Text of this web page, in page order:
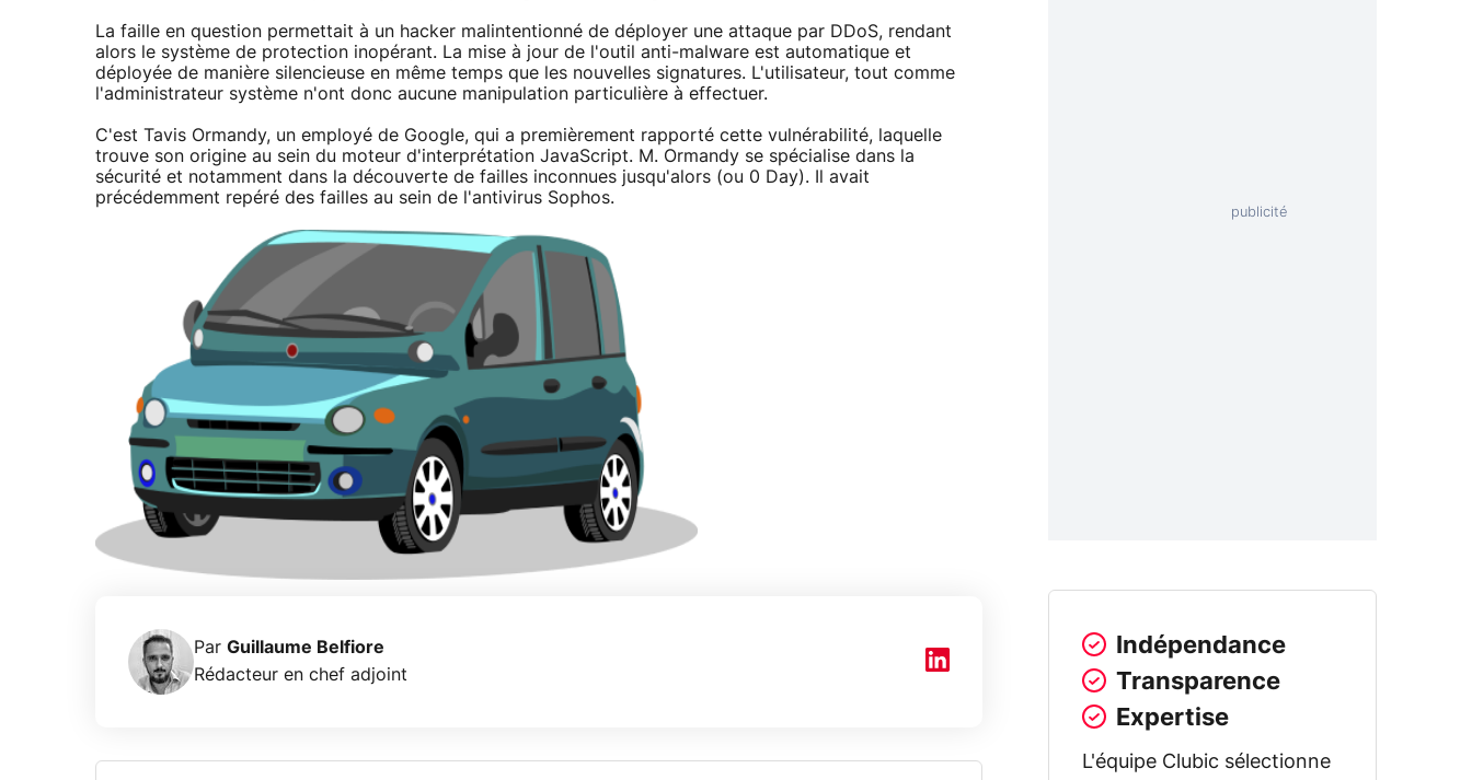
La faille en question permettait à un hacker malintentionné de déployer une attaque par DDoS, rendant
alors le système de protection inopérant. La mise à jour de l'outil anti-malware est automatique et
déployée de manière silencieuse en même temps que les nouvelles signatures. L'utilisateur, tout comme
l'administrateur système n'ont donc aucune manipulation particulière à effectuer.
C'est Tavis Ormandy, un employé de Google, qui a premièrement rapporté cette vulnérabilité, laquelle
trouve son origine au sein du moteur d'interprétation JavaScript. M. Ormandy se spécialise dans la
sécurité et notamment dans la découverte de failles inconnues jusqu'alors (ou 0 Day). Il avait
précédemment repéré des failles au sein de l'antivirus Sophos.
Par Guillaume Belfiore
Rédacteur en chef adjoint
Indépendance
Transparence
Expertise
L'équipe Clubic sélectionne